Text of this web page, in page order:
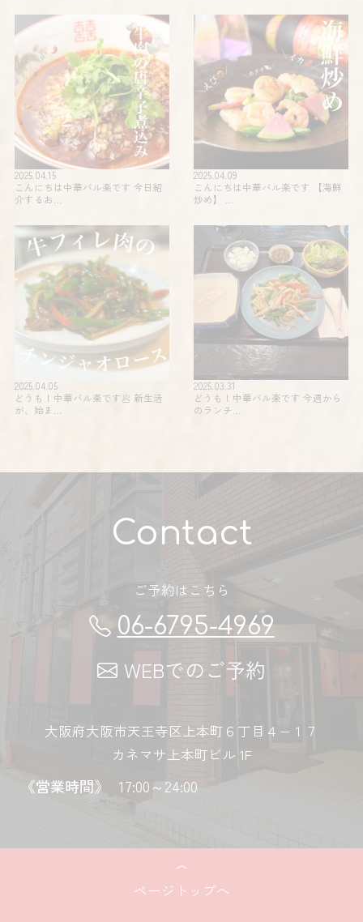
2025.04.15
こんにちは中華バル楽です 今日紹
介するお…
2025.04.09
こんにちは中華バル楽です 【海鮮
炒め】 …
2025.04.05
どうも！中華バル楽です🥟 新生活
が、始ま…
2025.03.31
どうも！中華バル楽です 今週から
のランチ…
Contact
ご予約はこちら
06-6795-4969
WEBでのご予約
大阪府大阪市天王寺区上本町６丁目４−１７
カネマサ上本町ビル 1F
《営業時間》 17:00～24:00
ページトップへ